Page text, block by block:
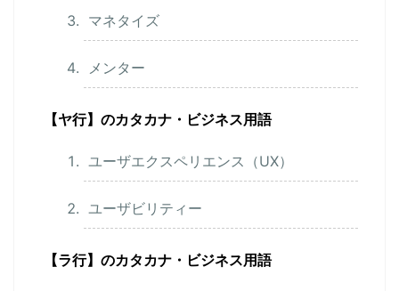
マネタイズ
メンター
【ヤ行】のカタカナ・ビジネス用語
ユーザエクスペリエンス（UX）
ユーザビリティー
【ラ行】のカタカナ・ビジネス用語